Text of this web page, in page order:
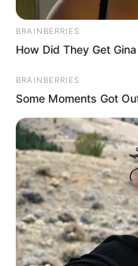
Stop Waiting In
FRIDAY PLANS
BRAINBERRIES
How Did They Get
BRAINBERRIES
Some Moments Got